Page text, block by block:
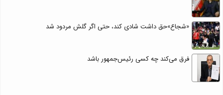
«شجاع»حق داشت شادی کند، حتی اگر گلش مردود شد
فرق می‌کند چه کسی رئیس‌جمهور باشد